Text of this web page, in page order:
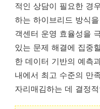
적인 상담이 필요한 경
하는 하이브리드 방식
객센터 운영 효율성을
있는 문제 해결에 집중
한 데이터 기반의 예측
내에서 최고 수준의 만
자리매김하는 데 결정